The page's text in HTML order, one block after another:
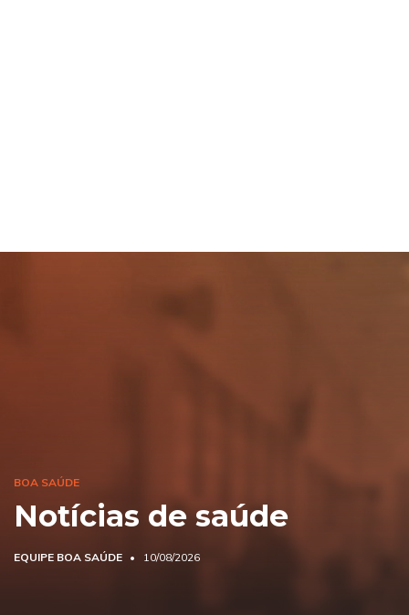
BOA SAÚDE
Notícias de saúde
EQUIPE BOA SAÚDE 10/08/2026